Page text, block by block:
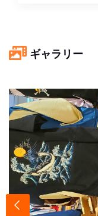
ギャラリー